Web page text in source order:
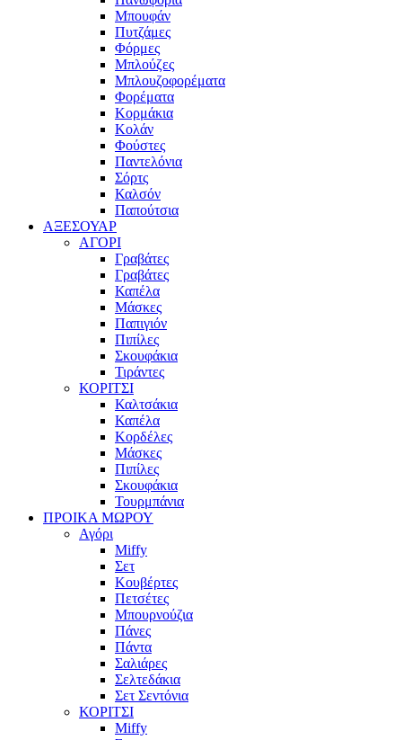
Μπουφάν
Πυτζάμες
Φόρμες
Μπλούζες
Μπλουζοφορέματα
Φορέματα
Κορμάκια
Κολάν
Φούστες
Παντελόνια
Σόρτς
Καλσόν
Παπούτσια
ΑΞΕΣΟΥΑΡ
ΑΓΟΡΙ
Γραβάτες
Γραβάτες
Καπέλα
Μάσκες
Παπιγιόν
Πιπίλες
Σκουφάκια
Τιράντες
ΚΟΡΙΤΣΙ
Καλτσάκια
Καπέλα
Κορδέλες
Μάσκες
Πιπίλες
Σκουφάκια
Τουρμπάνια
ΠΡΟΙΚΑ ΜΩΡΟΥ
Αγόρι
Miffy
Σετ
Κουβέρτες
Πετσέτες
Μπουρνούζια
Πάνες
Πάντα
Σαλιάρες
Σελτεδάκια
Σετ Σεντόνια
ΚΟΡΙΤΣΙ
Miffy